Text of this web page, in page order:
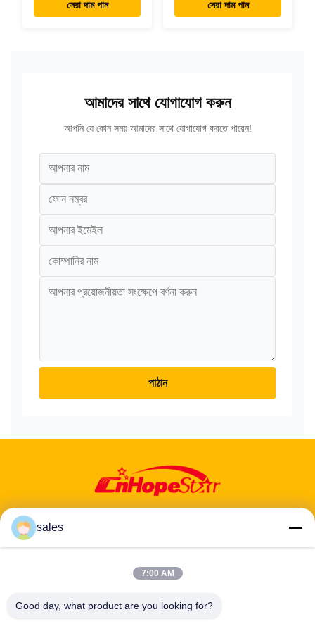
সেরা দাম পান
আইপিএস টাচস্ক্রিন ট্যাবলেট
সেরা দাম পান
আমাদের সাথে যোগাযোগ করুন
আপনি যে কোন সময় আমাদের সাথে যোগাযোগ করতে পারেন!
পাঠান
ঠিকানা: ৬০১-৬০৬, ৬ তলা, বিল্ডিং ই, ইউয়ানফেন ইন্ডাস্ট্রিয়াল পার্ক, ডালং উপ-জেলা, লংহুয়া
টেলিফোন:86-13424296897
sales
7:00 AM
Good day, what product are you looking for?